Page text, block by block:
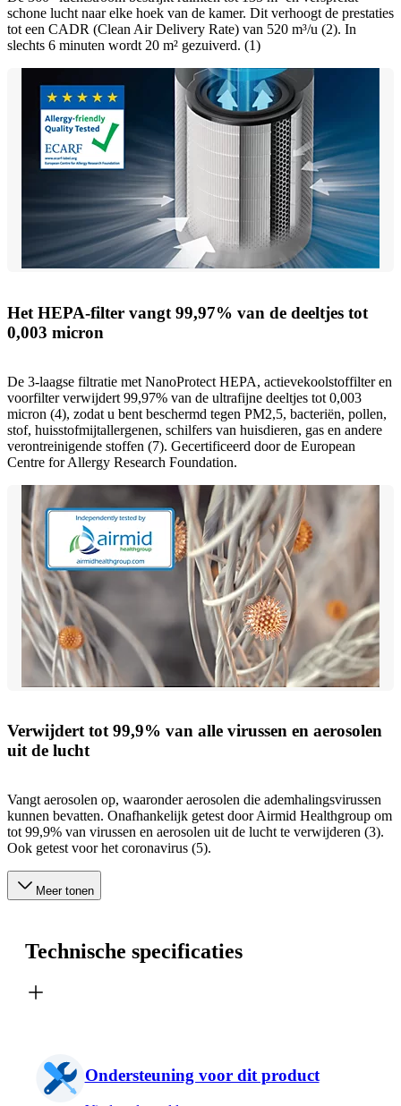
schone lucht naar elke hoek van de kamer. Dit verhoogt de prestaties
tot een CADR (Clean Air Delivery Rate) van 520 m³/u (2). In
slechts 6 minuten wordt 20 m² gezuiverd. (1)
Het HEPA-filter vangt 99,97% van de deeltjes tot
0,003 micron
De 3-laagse filtratie met NanoProtect HEPA, actievekoolstoffilter en
voorfilter verwijdert 99,97% van de ultrafijne deeltjes tot 0,003
micron (4), zodat u bent beschermd tegen PM2,5, bacteriën, pollen,
stof, huisstofmijtallergenen, schilfers van huisdieren, gas en andere
verontreinigende stoffen (7). Gecertificeerd door de European
Centre for Allergy Research Foundation.
Verwijdert tot 99,9% van alle virussen en aerosolen
uit de lucht
Vangt aerosolen op, waaronder aerosolen die ademhalingsvirussen
kunnen bevatten. Onafhankelijk getest door Airmid Healthgroup om
tot 99,9% van virussen en aerosolen uit de lucht te verwijderen (3).
Ook getest voor het coronavirus (5).
Meer tonen
Technische specificaties
Ondersteuning voor dit product